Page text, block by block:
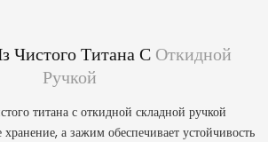
Чистого Титана С Откидной
Ручкой
титана с откидной складной ручкой
хранение, а зажим обеспечивает устойчивость